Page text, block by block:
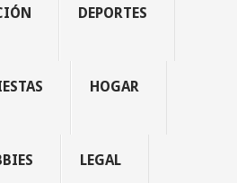
DEPORTES
HOGAR
LEGAL